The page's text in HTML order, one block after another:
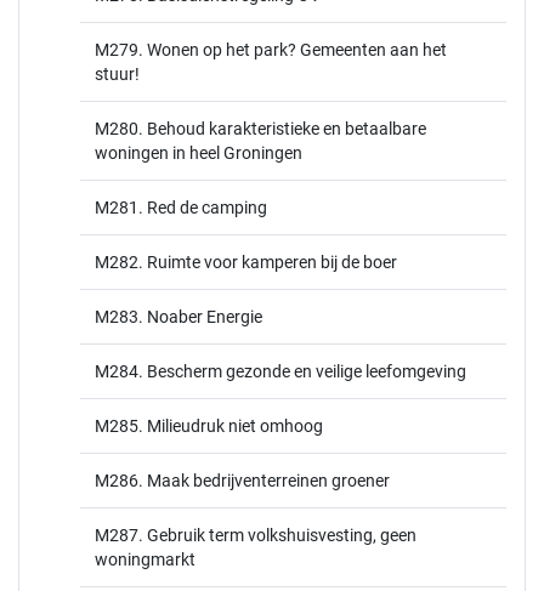
M279. Wonen op het park? Gemeenten aan het
stuur!
M280. Behoud karakteristieke en betaalbare
woningen in heel Groningen
M281. Red de camping
M282. Ruimte voor kamperen bij de boer
M283. Noaber Energie
M284. Bescherm gezonde en veilige leefomgeving
M285. Milieudruk niet omhoog
M286. Maak bedrijventerreinen groener
M287. Gebruik term volkshuisvesting, geen
woningmarkt